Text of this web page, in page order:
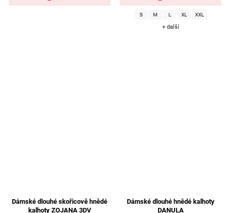
S M L XL XXL
+ další
Dámské dlouhé skořicově hnědé
kalhoty ZOJANA 3DV
Dámské dlouhé hnědé kalhoty
DANULA